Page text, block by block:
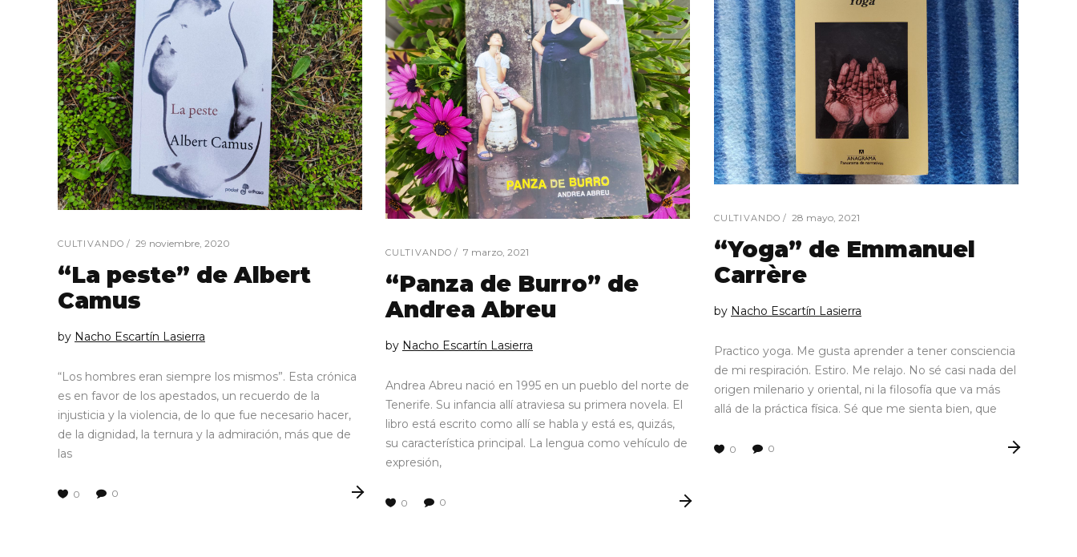
CULTIVANDO 28 mayo, 2021
“Yoga” de Emmanuel
Carrère
by Nacho Escartín Lasierra
Practico yoga. Me gusta aprender a tener consciencia
de mi respiración. Estiro. Me relajo. No sé casi nada del
origen milenario y oriental, ni la filosofía que va más
allá de la práctica física. Sé que me sienta bien, que
0 0
CULTIVANDO 7 marzo, 2021
“Panza de Burro” de
Andrea Abreu
by Nacho Escartín Lasierra
Andrea Abreu nació en 1995 en un pueblo del norte de
Tenerife. Su infancia allí atraviesa su primera novela. El
libro está escrito como allí se habla y está es, quizás,
su característica principal. La lengua como vehículo de
expresión,
0 0
CULTIVANDO 29 noviembre, 2020
“La peste” de Albert
Camus
by Nacho Escartín Lasierra
“Los hombres eran siempre los mismos”. Esta crónica
es en favor de los apestados, un recuerdo de la
injusticia y la violencia, de lo que fue necesario hacer,
de la dignidad, la ternura y la admiración, más que de
las
0 0